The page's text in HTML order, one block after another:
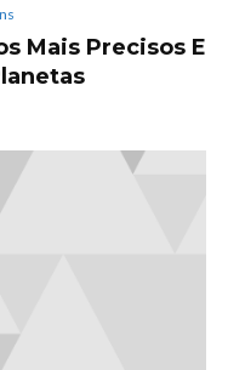
Mais Precisos E